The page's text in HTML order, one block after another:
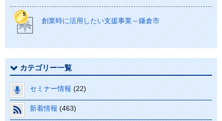
創業時に活用したい支援事業～鎌倉市
カテゴリー一覧
セミナー情報 (22)
新着情報 (463)